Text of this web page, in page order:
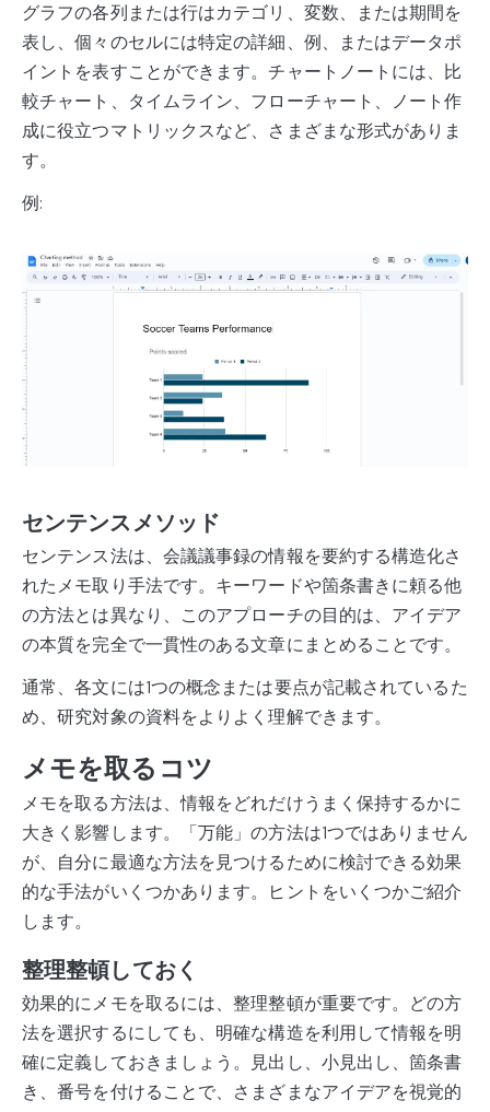
グラフの各列または行はカテゴリ、変数、または期間を
表し、個々のセルには特定の詳細、例、またはデータポ
イントを表すことができます。チャートノートには、比
較チャート、タイムライン、フローチャート、ノート作
成に役立つマトリックスなど、さまざまな形式がありま
す。
例:
センテンスメソッド
センテンス法は、会議議事録の情報を要約する構造化さ
れたメモ取り手法です。キーワードや箇条書きに頼る他
の方法とは異なり、このアプローチの目的は、アイデア
の本質を完全で一貫性のある文章にまとめることです。
通常、各文には1つの概念または要点が記載されているた
め、研究対象の資料をよりよく理解できます。
メモを取るコツ
メモを取る方法は、情報をどれだけうまく保持するかに
大きく影響します。「万能」の方法は1つではありません
が、自分に最適な方法を見つけるために検討できる効果
的な手法がいくつかあります。ヒントをいくつかご紹介
します。
整理整頓しておく
効果的にメモを取るには、整理整頓が重要です。どの方
法を選択するにしても、明確な構造を利用して情報を明
確に定義しておきましょう。見出し、小見出し、箇条書
き、番号を付けることで、さまざまなアイデアを視覚的